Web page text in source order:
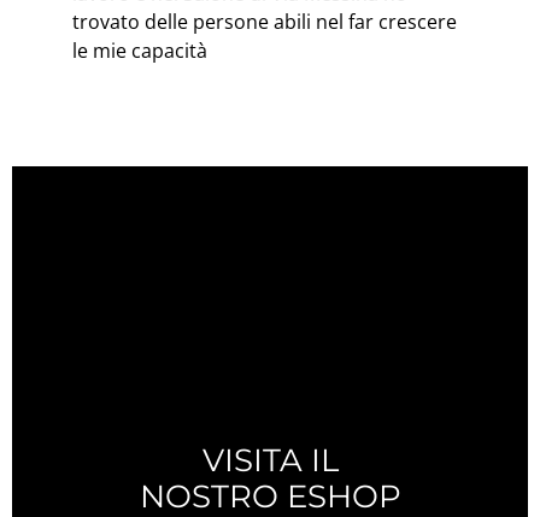
trovato delle persone abili nel far crescere
le mie capacità
VISITA IL
NOSTRO ESHOP